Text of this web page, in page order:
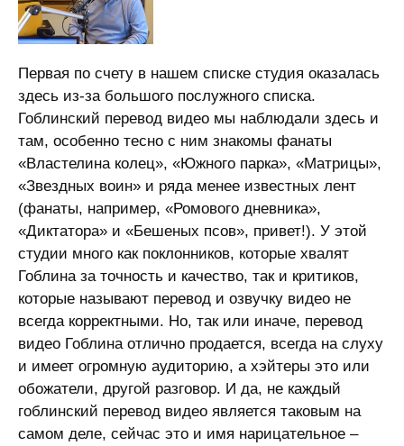
Первая по счету в нашем списке студия оказалась
здесь из-за большого послужного списка.
Гоблинский перевод видео мы наблюдали здесь и
там, особенно тесно с ним знакомы фанаты
«Властелина колец», «Южного парка», «Матрицы»,
«Звездных воин» и ряда менее известных лент
(фанаты, например, «Ромового дневника»,
«Диктатора» и «Бешеных псов», привет!). У этой
студии много как поклонников, которые хвалят
Гоблина за точность и качество, так и критиков,
которые называют перевод и озвучку видео не
всегда корректными. Но, так или иначе, перевод
видео Гоблина отлично продается, всегда на слуху
и имеет огромную аудиторию, а хэйтеры это или
обожатели, другой разговор. И да, не каждый
гоблинский перевод видео является таковым на
самом деле, сейчас это и имя нарицательное –